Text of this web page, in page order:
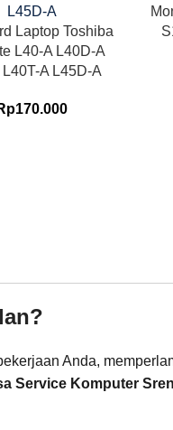
Laptop Toshiba
L40-A L40D-A
L40T-A L45D-A
170.000
Anda,
Service Komputer